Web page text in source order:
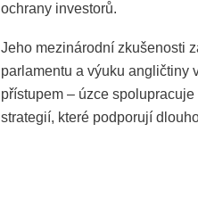
ochrany investorů.
Jeho mezinárodní zkušenosti
parlamentu a výuku angličtiny
přístupem – úzce
strategií, které podporují